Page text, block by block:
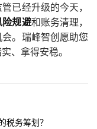
已经升级的今天，
险规避和账务清理，
。瑞峰智创愿助您
、拿得安稳。
税务筹划？